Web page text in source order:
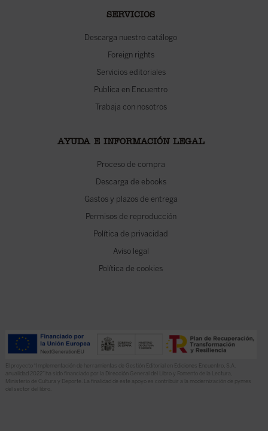
SERVICIOS
Descarga nuestro catálogo
Foreign rights
Servicios editoriales
Publica en Encuentro
Trabaja con nosotros
AYUDA E INFORMACIÓN LEGAL
Proceso de compra
Descarga de ebooks
Gastos y plazos de entrega
Permisos de reproducción
Política de privacidad
Aviso legal
Política de cookies
El proyecto “Implementación de herramientas de Gestión Editorial en Ediciones Encuentro, S.A.
anualidad 2022” ha sido financiado por la Dirección General del Libro y Fomento de la Lectura,
Ministerio de Cultura y Deporte. La finalidad de este apoyo es contribuir a la modernización de pymes
del sector del libro.